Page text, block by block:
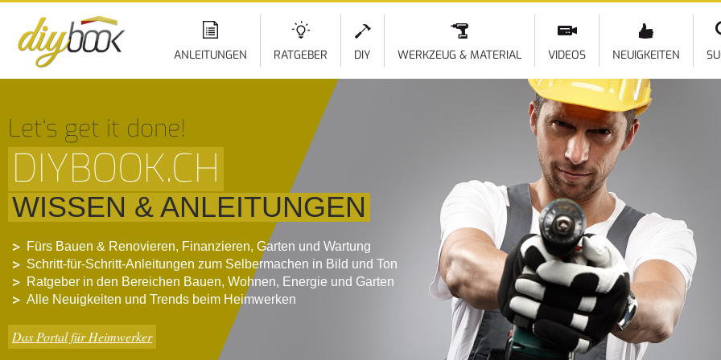
ANLEITUNGEN RATGEBER DIY WERKZEUG & MATERIAL VIDEOS NEUIGKEITEN
Let‘s get it done!
DIYBOOK.CH
WISSEN & ANLEITUNGEN
Fürs Bauen & Renovieren, Finanzieren, Garten und Wartung
Schritt-für-Schritt-Anleitungen zum Selbermachen in Bild und Ton
Ratgeber in den Bereichen Bauen, Wohnen, Energie und Garten
Alle Neuigkeiten und Trends beim Heimwerken
Das Portal für Heimwerker